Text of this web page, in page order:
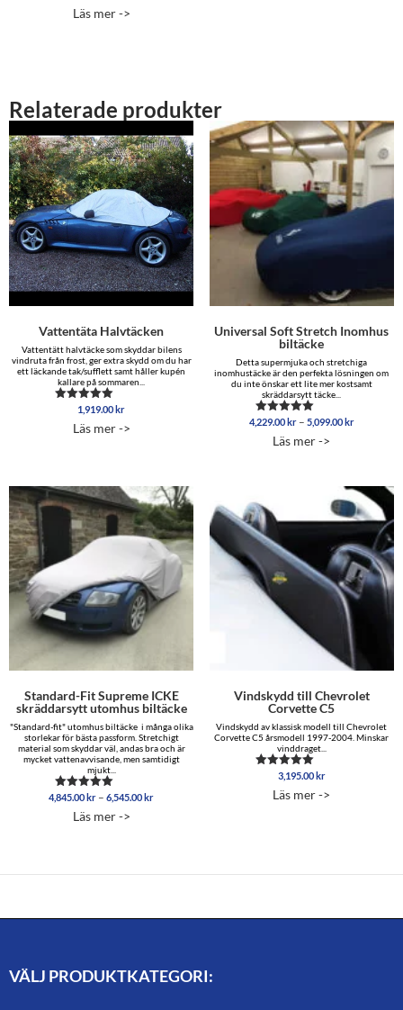
av 5
Läs mer ->
Relaterade produkter
Vattentäta Halvtäcken
Vattentätt halvtäcke som skyddar bilens
vindruta från frost, ger extra skydd om du har
ett läckande tak/sufflett samt håller kupén
kallare på sommaren...
Betygsatt
av 5
1,919.00kr
Läs mer ->
Universal Soft Stretch Inomhus
biltäcke
Detta supermjuka och stretchiga
inomhustäcke är den perfekta lösningen om
du inte önskar ett lite mer kostsamt
skräddarsytt täcke...
Betygsatt
av 5
4,229.00kr – 5,099.00kr
Läs mer ->
Standard-Fit Supreme ICKE
skräddarsytt utomhus biltäcke
"Standard-fit" utomhus biltäcke i många olika
storlekar för bästa passform. Stretchigt
material som skyddar väl, andas bra och är
mycket vattenavvisande, men samtidigt
mjukt...
Betygsatt
av 5
4,845.00 kr – 6,545.00 krPrisintervall:
Läs mer ->
Vindskydd till Chevrolet
Corvette C5
Vindskydd av klassisk modell till Chevrolet
Corvette C5 årsmodell 1997-2004. Minskar
vinddraget...
Betygsatt
av 5
3,195.00 kr
Läs mer ->
VÄLJ PRODUKTKATEGORI: